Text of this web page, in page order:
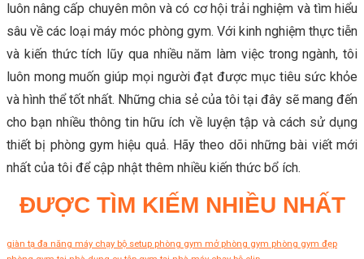
luôn nâng cấp chuyên môn và có cơ hội trải nghiệm và tìm hiểu
sâu về các loại máy móc phòng gym. Với kinh nghiệm thực tiễn
và kiến thức tích lũy qua nhiều năm làm việc trong ngành, tôi
luôn mong muốn giúp mọi người đạt được mục tiêu sức khỏe
và hình thể tốt nhất. Những chia sẻ của tôi tại đây sẽ mang đến
cho bạn nhiều thông tin hữu ích về luyện tập và cách sử dụng
thiết bị phòng gym hiệu quả. Hãy theo dõi những bài viết mới
nhất của tôi để cập nhật thêm nhiều kiến thức bổ ích.
ĐƯỢC TÌM KIẾM NHIỀU NHẤT
giàn tạ đa năng máy chạy bộ setup phòng gym mở phòng gym phòng gym đẹp